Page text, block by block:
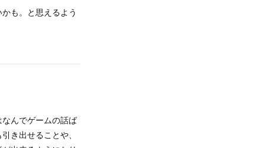
も。と思えるよう
んでゲームの話ば
き出せることや、